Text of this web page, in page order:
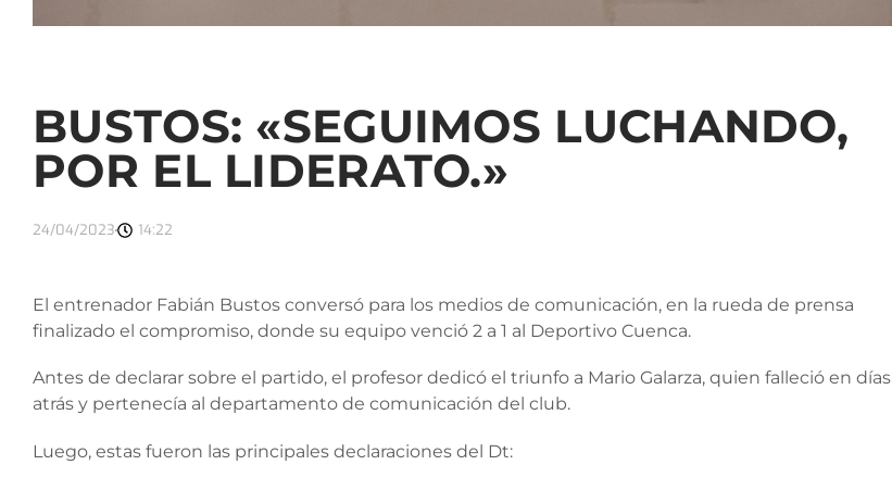
BUSTOS: «SEGUIMOS LUCHANDO,
POR EL LIDERATO.»
24/04/2023 14:22
El entrenador Fabián Bustos conversó para los medios de comunicación, en la rueda de prensa
finalizado el compromiso, donde su equipo venció 2 a 1 al Deportivo Cuenca.
Antes de declarar sobre el partido, el profesor dedicó el triunfo a Mario Galarza, quien falleció en días
atrás y pertenecía al departamento de comunicación del club.
Luego, estas fueron las principales declaraciones del Dt: